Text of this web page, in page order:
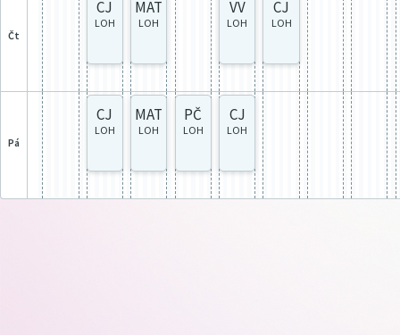
čt
CJ
LOH
MAT
LOH
VV
LOH
CJ
LOH
pá
CJ
LOH
MAT
LOH
PČ
LOH
CJ
LOH